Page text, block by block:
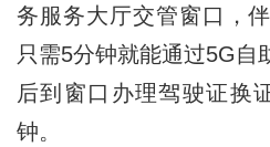
务服务大厅交管窗口，
只需5分钟就能通过5G自
后到窗口办理驾驶证换
钟。